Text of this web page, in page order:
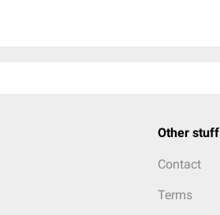
Other stuff
Contact
Terms